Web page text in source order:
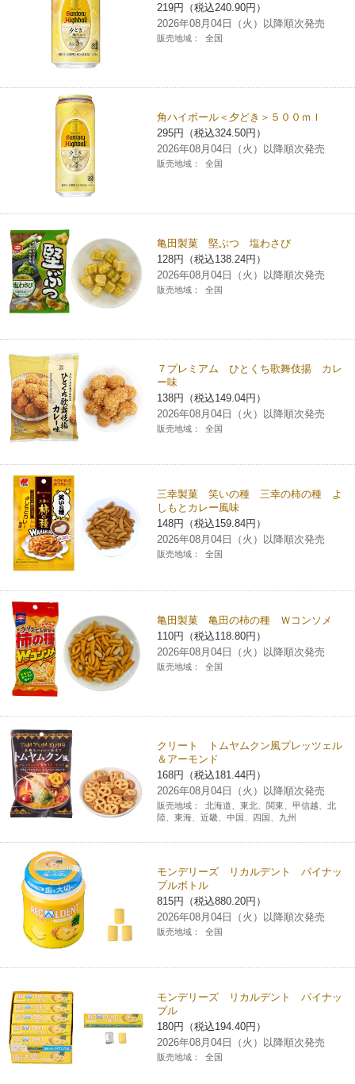
219円（税込240.90円）
2026年08月04日（火）以降順次発売
販売地域： 全国
角ハイボール＜夕どき＞５００ｍｌ
295円（税込324.50円）
2026年08月04日（火）以降順次発売
販売地域： 全国
亀田製菓 堅ぶつ 塩わさび
128円（税込138.24円）
2026年08月04日（火）以降順次発売
販売地域： 全国
７プレミアム ひとくち歌舞伎揚 カレ
ー味
138円（税込149.04円）
2026年08月04日（火）以降順次発売
販売地域： 全国
三幸製菓 笑いの種 三幸の柿の種 よ
しもとカレー風味
148円（税込159.84円）
2026年08月04日（火）以降順次発売
販売地域： 全国
亀田製菓 亀田の柿の種 Ｗコンソメ
110円（税込118.80円）
2026年08月04日（火）以降順次発売
販売地域： 全国
クリート トムヤムクン風プレッツェル
＆アーモンド
168円（税込181.44円）
2026年08月04日（火）以降順次発売
販売地域：
北海道、東北、関東、甲信越、北
陸、東海、近畿、中国、四国、九州
モンデリーズ リカルデント パイナッ
プルボトル
815円（税込880.20円）
2026年08月04日（火）以降順次発売
販売地域： 全国
モンデリーズ リカルデント パイナッ
プル
180円（税込194.40円）
2026年08月04日（火）以降順次発売
販売地域： 全国